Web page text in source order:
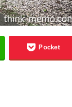
Pocket